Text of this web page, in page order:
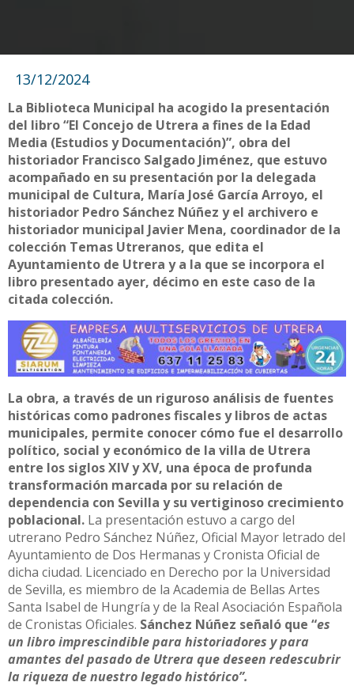
13/12/2024
La Biblioteca Municipal ha acogido la presentación
del libro “El Concejo de Utrera a fines de la Edad
Media (Estudios y Documentación)”, obra del
historiador Francisco Salgado Jiménez, que estuvo
acompañado en su presentación por la delegada
municipal de Cultura, María José García Arroyo, el
historiador Pedro Sánchez Núñez y el archivero e
historiador municipal Javier Mena, coordinador de la
colección Temas Utreranos, que edita el
Ayuntamiento de Utrera y a la que se incorpora el
libro presentado ayer, décimo en este caso de la
citada colección.
La obra, a través de un riguroso análisis de fuentes
históricas como padrones fiscales y libros de actas
municipales, permite conocer cómo fue el desarrollo
político, social y económico de la villa de Utrera
entre los siglos XIV y XV, una época de profunda
transformación marcada por su relación de
dependencia con Sevilla y su vertiginoso crecimiento
poblacional. La presentación estuvo a cargo del
utrerano Pedro Sánchez Núñez, Oficial Mayor letrado del
Ayuntamiento de Dos Hermanas y Cronista Oficial de
dicha ciudad. Licenciado en Derecho por la Universidad
de Sevilla, es miembro de la Academia de Bellas Artes
Santa Isabel de Hungría y de la Real Asociación Española
de Cronistas Oficiales. Sánchez Núñez señaló que “es
un libro imprescindible para historiadores y para
amantes del pasado de Utrera que deseen redescubrir
la riqueza de nuestro legado histórico”.